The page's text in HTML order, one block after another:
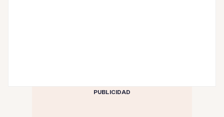
PUBLICIDAD